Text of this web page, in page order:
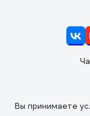
Вы принимаете